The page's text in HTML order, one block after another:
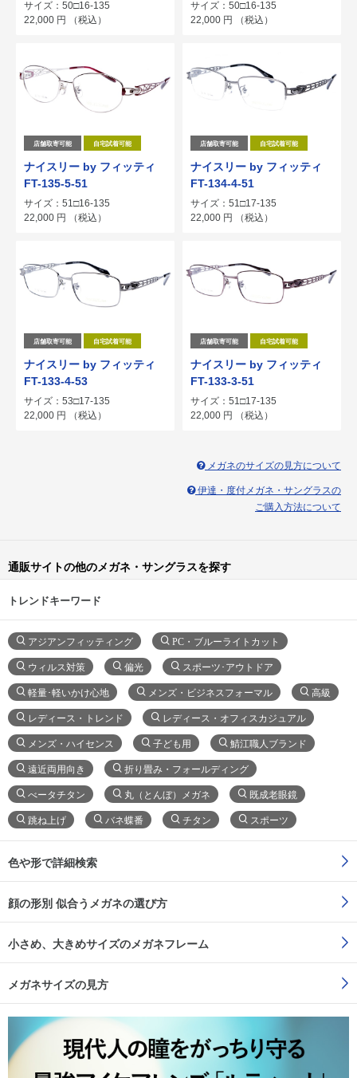
サイズ：50□16-135
22,000 円 （税込）
サイズ：50□16-135
22,000 円 （税込）
店舗取寄可能 自宅試着可能
ナイスリー by フィッティ
FT-135-5-51
サイズ：51□16-135
22,000 円 （税込）
店舗取寄可能 自宅試着可能
ナイスリー by フィッティ
FT-134-4-51
サイズ：51□17-135
22,000 円 （税込）
店舗取寄可能 自宅試着可能
ナイスリー by フィッティ
FT-133-4-53
サイズ：53□17-135
22,000 円 （税込）
店舗取寄可能 自宅試着可能
ナイスリー by フィッティ
FT-133-3-51
サイズ：51□17-135
22,000 円 （税込）
メガネのサイズの見方について
伊達・度付メガネ・サングラスの
ご購入方法について
通販サイトの他のメガネ・サングラスを探す
トレンドキーワード
アジアンフィッティング PC・ブルーライトカット
ウィルス対策 偏光 スポーツ･アウトドア
軽量･軽いかけ心地 メンズ・ビジネスフォーマル 高級
レディース・トレンド レディース・オフィスカジュアル
メンズ・ハイセンス 子ども用 鯖江職人ブランド
遠近両用向き 折り畳み・フォールディング
べータチタン 丸（とんぼ）メガネ 既成老眼鏡
跳ね上げ バネ蝶番 チタン スポーツ
色や形で詳細検索
顔の形別 似合うメガネの選び方
小さめ、大きめサイズのメガネフレーム
メガネサイズの見方